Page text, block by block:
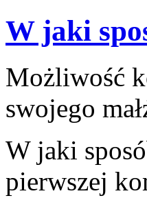
W jaki
Możliwość
swojego
W jaki
pierwszej